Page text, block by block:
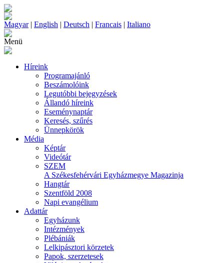
Magyar| English | Deutsch | Francais | Italiano
Menü
Híreink
Programajánló
Beszámolóink
Legutóbbi bejegyzések
Állandó híreink
Eseménynaptár
Keresés, szűrés
Ünnepkörök
Média
Képtár
Videótár
SZEM
A Székesfehérvári Egyházmegye Magazinja
Hangtár
Szentföld 2008
Napi evangélium
Adattár
Egyházunk
Intézmények
Plébániák
Lelkipásztori körzetek
Papok, szerzetesek